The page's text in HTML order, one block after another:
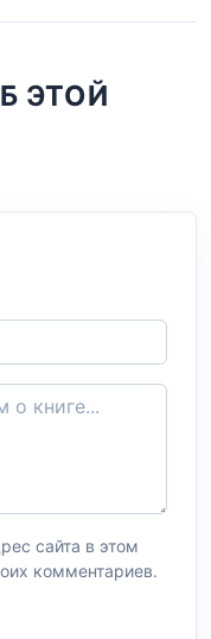
ЭТОЙ
сайта в этом
комментариев.